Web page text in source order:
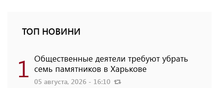
ТОП НОВИНИ
1 Общественные деятели требуют убрать
семь памятников в Харькове
05 августа, 2026 - 16:10